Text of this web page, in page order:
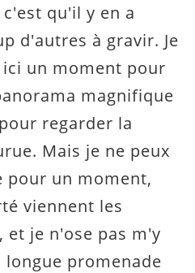
c'est qu'il y en a
d'autres à gravir. Je
un moment pour
magnifique
regarder la
Mais je ne peux
pour un moment,
viennent les
et je n'ose pas m'y
promenade